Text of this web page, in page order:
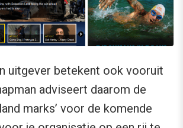
uitgever betekent ook vooruit
adviseert daarom de
marks’ voor de komende